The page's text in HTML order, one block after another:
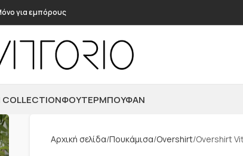
για εμπόρους
COLLECTIONΦΟΎΤΕΡΜΠΟΥΦΆΝ
Αρχική σελίδα Πουκάμισα Overshirt Overshirt